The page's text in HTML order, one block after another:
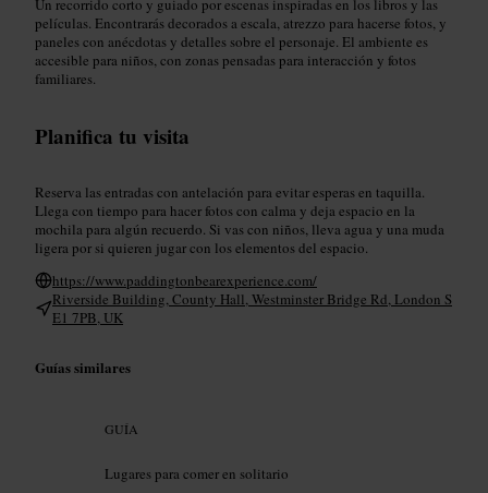
Un recorrido corto y guiado por escenas inspiradas en los libros y las
películas. Encontrarás decorados a escala, atrezzo para hacerse fotos, y
paneles con anécdotas y detalles sobre el personaje. El ambiente es
accesible para niños, con zonas pensadas para interacción y fotos
familiares.
Planifica tu visita
Reserva las entradas con antelación para evitar esperas en taquilla.
Llega con tiempo para hacer fotos con calma y deja espacio en la
mochila para algún recuerdo. Si vas con niños, lleva agua y una muda
ligera por si quieren jugar con los elementos del espacio.
https://www.paddingtonbearexperience.com/
Riverside Building, County Hall, Westminster Bridge Rd, London S
E1 7PB, UK
Guías similares
GUÍA
Lugares para comer en solitario